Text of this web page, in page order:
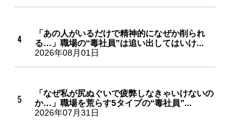
「あの人がいるだけで精神的になぜか削られ
る…」職場の“毒社員”は追い出してはいけ...
2026年08月01日
「なぜ私が尻ぬぐいで疲弊しなきゃいけないの
か…」職場を荒らす5タイプの“毒社員”...
2026年07月31日